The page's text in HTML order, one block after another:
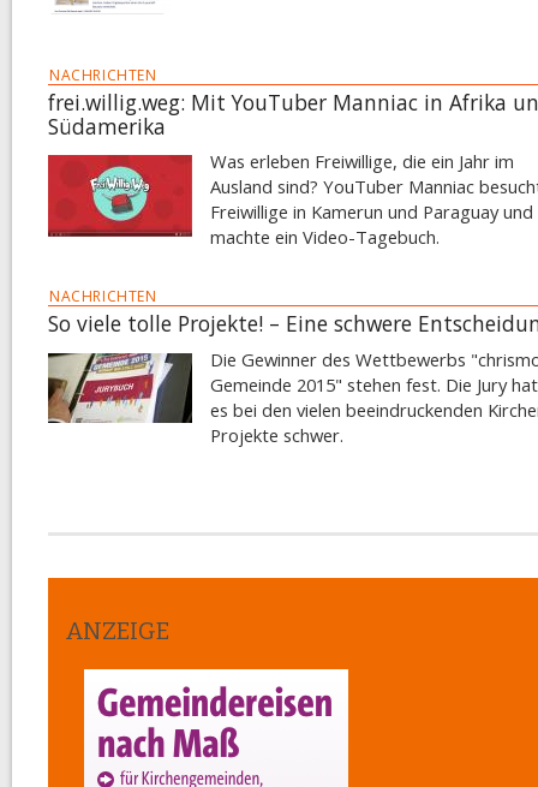
NACHRICHTEN
frei.willig.weg: Mit YouTuber Manniac in Afrika
Südamerika
Was erleben Freiwillige, die ein Jahr im
Ausland sind? YouTuber Manniac
Freiwillige in Kamerun und Paraguay und
machte ein Video-Tagebuch.
NACHRICHTEN
So viele tolle Projekte! – Eine schwere
Die Gewinner des Wettbewerbs
Gemeinde 2015" stehen fest. Die Jury
es bei den vielen beeindruckenden
Projekte schwer.
ANZEIGE